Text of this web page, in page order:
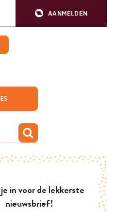
AANMELDEN
in voor de lekkerste
nieuwsbrief!